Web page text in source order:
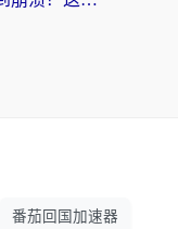
番茄回国加速器